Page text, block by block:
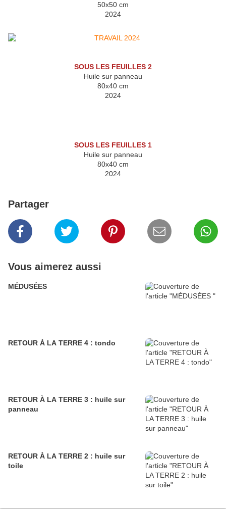
50x50 cm
2024
SOUS LES FEUILLES 2
Huile sur panneau
80x40 cm
2024
SOUS LES FEUILLES 1
Huile sur panneau
80x40 cm
2024
Partager
Vous aimerez aussi
MÉDUSÉES
RETOUR À LA TERRE 4 : tondo
RETOUR À LA TERRE 3 : huile sur
panneau
RETOUR À LA TERRE 2 : huile sur
toile